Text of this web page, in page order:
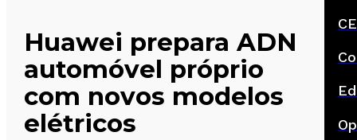
Huawei prepara ADN
automóvel próprio
com novos modelos
elétricos